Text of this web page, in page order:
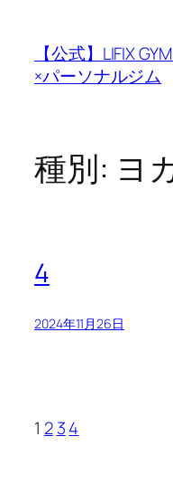
【公式】LIFIX
×パーソナルジム
種別: ヨ
4
2024年11月26日
1 2 34